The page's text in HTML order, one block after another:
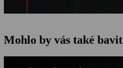
Mohlo by vás také bavit